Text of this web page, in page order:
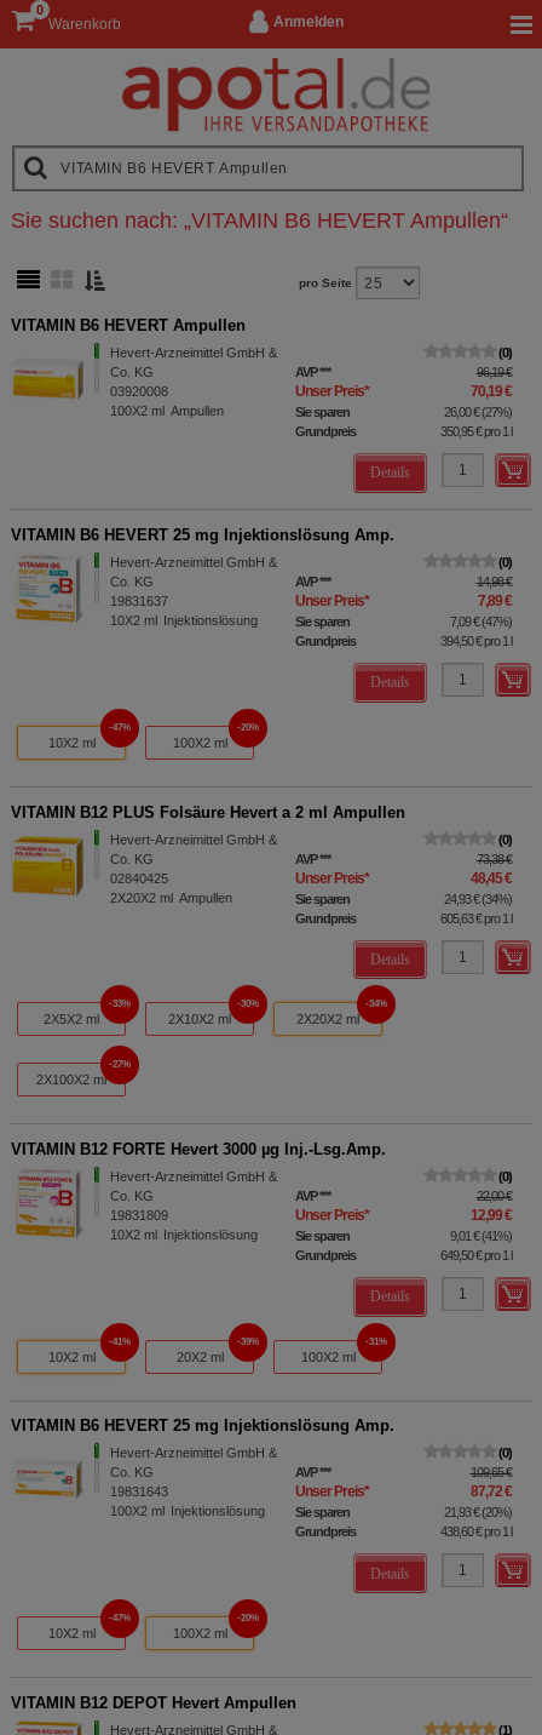
Anmelden
Warenkorb
0
Sie suchen nach: „VITAMIN B6 HEVERT Ampullen“
pro Seite
VITAMIN B6 HEVERT Ampullen
Hevert-Arzneimittel GmbH &
Co. KG
03920008
100X2 ml Ampullen
0
AVP*** 96,19 €
Unser Preis* 70,19 €
Sie sparen 26,00 €(27%)
Grundpreis
350,95 €pro 1 l
Details
VITAMIN B6 HEVERT 25 mg Injektionslösung Amp.
Hevert-Arzneimittel GmbH &
Co. KG
19831637
10X2 ml Injektionslösung
0
AVP*** 14,98 €
Unser Preis* 7,89 €
Sie sparen 7,09 €(47%)
Grundpreis
394,50 €pro 1 l
Details
10X2 ml
47%
100X2 ml
20%
VITAMIN B12 PLUS Folsäure Hevert a 2 ml Ampullen
Hevert-Arzneimittel GmbH &
Co. KG
02840425
2X20X2 ml Ampullen
0
AVP*** 73,38 €
Unser Preis* 48,45 €
Sie sparen 24,93 €(34%)
Grundpreis
605,63 €pro 1 l
Details
2X5X2 ml
33%
2X10X2 ml
30%
2X20X2 ml
34%
2X100X2 ml
27%
VITAMIN B12 FORTE Hevert 3000 µg Inj.-Lsg.Amp.
Hevert-Arzneimittel GmbH &
Co. KG
19831809
10X2 ml Injektionslösung
0
AVP*** 22,00 €
Unser Preis* 12,99 €
Sie sparen 9,01 €(41%)
Grundpreis
649,50 €pro 1 l
Details
10X2 ml
41%
20X2 ml
39%
100X2 ml
31%
VITAMIN B6 HEVERT 25 mg Injektionslösung Amp.
Hevert-Arzneimittel GmbH &
Co. KG
19831643
100X2 ml Injektionslösung
0
AVP*** 109,65 €
Unser Preis* 87,72 €
Sie sparen 21,93 €(20%)
Grundpreis
438,60 €pro 1 l
Details
10X2 ml
47%
100X2 ml
20%
VITAMIN B12 DEPOT Hevert Ampullen
Hevert-Arzneimittel GmbH &
1